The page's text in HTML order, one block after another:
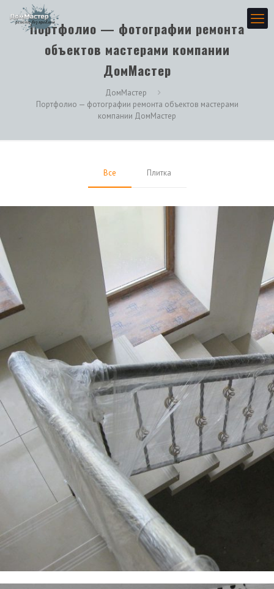
Портфолио — фотографии ремонта
объектов мастерами компании
ДомМастер
ДомМастер
Портфолио — фотографии ремонта объектов мастерами
компании ДомМастер
Все Плитка
Фотографии плиточных работ, лестница в доме